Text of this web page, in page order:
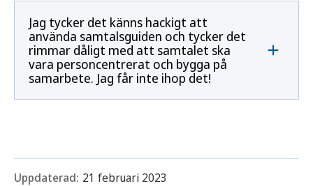
Jag tycker det känns hackigt att
använda samtalsguiden och tycker det
rimmar dåligt med att samtalet ska
vara personcentrerat och bygga på
samarbete. Jag får inte ihop det!
Uppdaterad: 21 februari 2023